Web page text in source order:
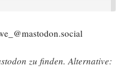
zu fin­den. Alter­na­ti­ve: